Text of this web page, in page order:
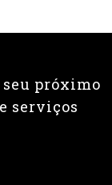
seu próximo
serviços